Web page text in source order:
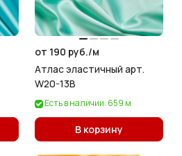
от 190 руб./м
Атлас эластичный арт.
W20-13B
Есть в наличии: 659 м
В корзину